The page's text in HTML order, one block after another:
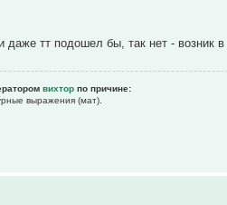
тт подошел бы, так нет - возник
вихтор по причине:
выpажения (мат).